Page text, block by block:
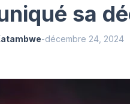
sa
-décembre 24, 2024